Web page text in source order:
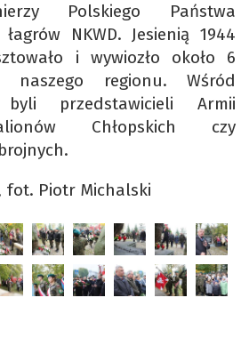
Polskiego Państwa
NKWD. Jesienią 1944
i wywiozło około 6
regionu. Wśród
byli przedstawicieli Armii
Chłopskich czy
fot. Piotr Michalski